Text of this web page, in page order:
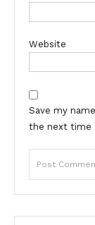
Website
Save my
the next time